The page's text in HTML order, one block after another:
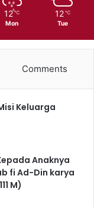
12 ℃
Mon
12 ℃
Tue
Comments
Keluarga
Anaknya
fi Ad-Din karya
M)